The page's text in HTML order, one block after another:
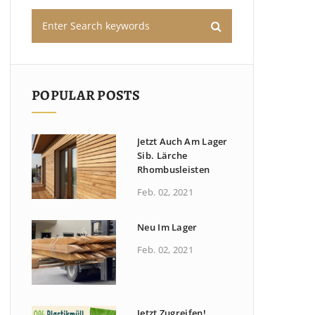
POPULAR POSTS
Jetzt Auch Am Lager
Sib. Lärche
Rhombusleisten
Feb. 02, 2021
Neu Im Lager
Feb. 02, 2021